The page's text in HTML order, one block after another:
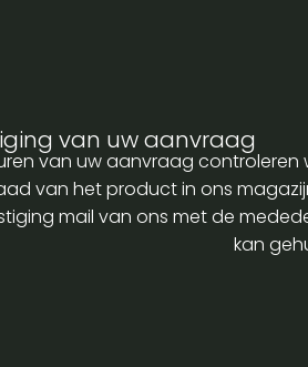
van uw aanvraag
van uw aanvraag controleren
van het product in ons
mail van ons met de
kan